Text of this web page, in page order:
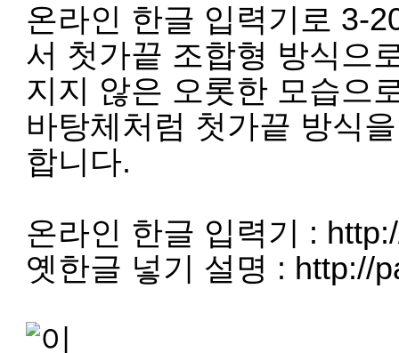
온라인 한글 입력기로 3-
서 첫가끝 조합형 방식으
지지 않은 오롯한 모습으
바탕체처럼 첫가끝 방식
합니다.
온라인 한글 입력기 :
옛한글 넣기 설명 : http://